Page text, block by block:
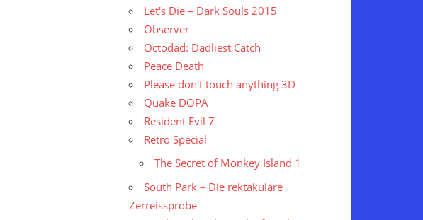
Let's Die – Dark Souls 2015
Observer
Octodad: Dadliest Catch
Peace Death
Please don't touch anything 3D
Quake DOPA
Resident Evil 7
Retro Special
The Secret of Monkey Island 1
South Park – Die rektakuläre
Zerreissprobe